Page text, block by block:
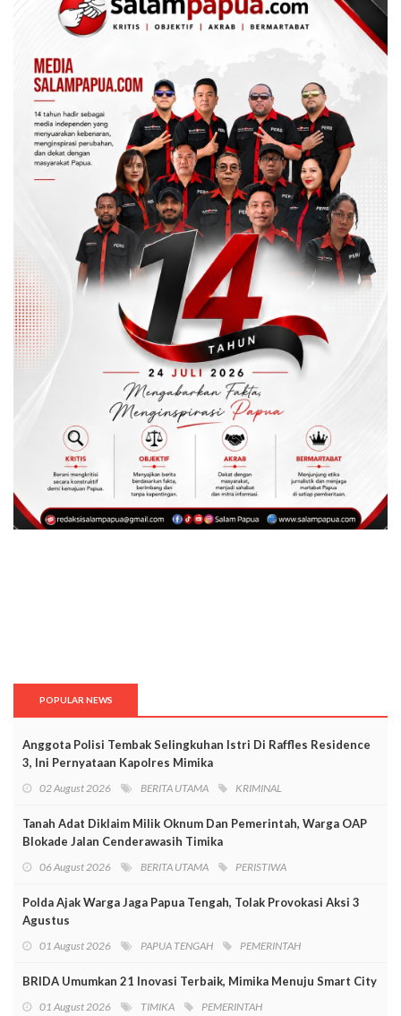
POPULAR NEWS
Anggota Polisi Tembak Selingkuhan Istri Di Raffles Residence
3, Ini Pernyataan Kapolres Mimika
02 August 2026 BERITA UTAMA KRIMINAL
Tanah Adat Diklaim Milik Oknum Dan Pemerintah, Warga OAP
Blokade Jalan Cenderawasih Timika
06 August 2026 BERITA UTAMA PERISTIWA
Polda Ajak Warga Jaga Papua Tengah, Tolak Provokasi Aksi 3
Agustus
01 August 2026 PAPUA TENGAH PEMERINTAH
BRIDA Umumkan 21 Inovasi Terbaik, Mimika Menuju Smart City
01 August 2026 TIMIKA PEMERINTAH